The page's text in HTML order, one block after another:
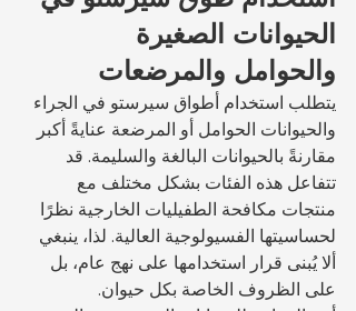
الحيوانات الصغيرة
والحوامل والمرضعات
يتطلب استخدام أطواق سيرستو في الجراء
والحيوانات الحوامل أو المرضعة عنايةً أكبر
مقارنةً بالحيوانات البالغة والسليمة. قد
تتفاعل هذه الفئات بشكل مختلف مع
منتجات مكافحة الطفيليات الخارجية نظرًا
لحساسيتها الفسيولوجية العالية. لذا، ينبغي
ألا يُبنى قرار استخدامها على نهج عام، بل
على الظروف الخاصة بكل حيوان.